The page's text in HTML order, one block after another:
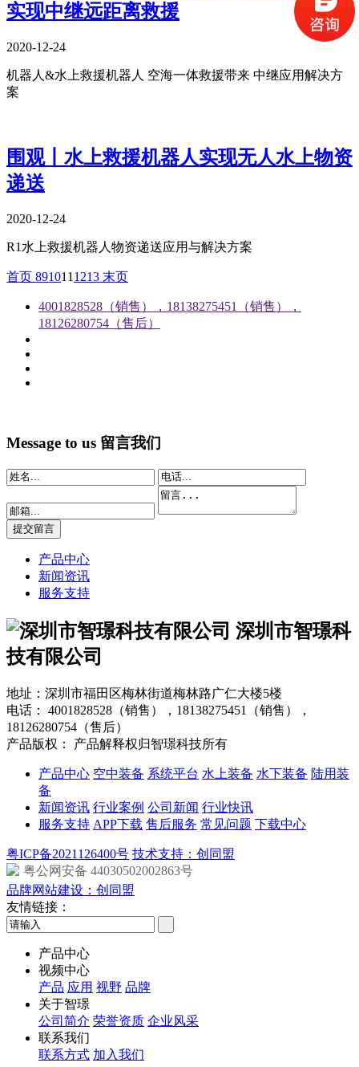
实现中继远距离救援
2020-12-24
机器人&水上救援机器人 空海一体救援带来 中继应用解决方
案
围观丨水上救援机器人实现无人水上物资
递送
2020-12-24
R1水上救援机器人物资递送应用与解决方案
首页 891011 1213 末页
4001828528（销售），18138275451（销售），
18126280754（售后）
Message to us 留言我们
产品中心
新闻资讯
服务支持
深圳市智璟科
技有限公司
地址：深圳市福田区梅林街道梅林路广仁大楼5楼
电话： 4001828528（销售），18138275451（销售），
18126280754（售后）
产品版权： 产品解释权归智璟科技所有
产品中心 空中装备 系统平台 水上装备 水下装备 陆用装
备
新闻资讯 行业案例 公司新闻 行业快讯
服务支持 APP下载 售后服务 常见问题 下载中心
粤ICP备2021126400号 技术支持：创同盟
粤公网安备 44030502002863号
品牌网站建设：创同盟
友情链接：
产品中心
视频中心
产品 应用 视野 品牌
关于智璟
公司简介 荣誉资质 企业风采
联系我们
联系方式 加入我们